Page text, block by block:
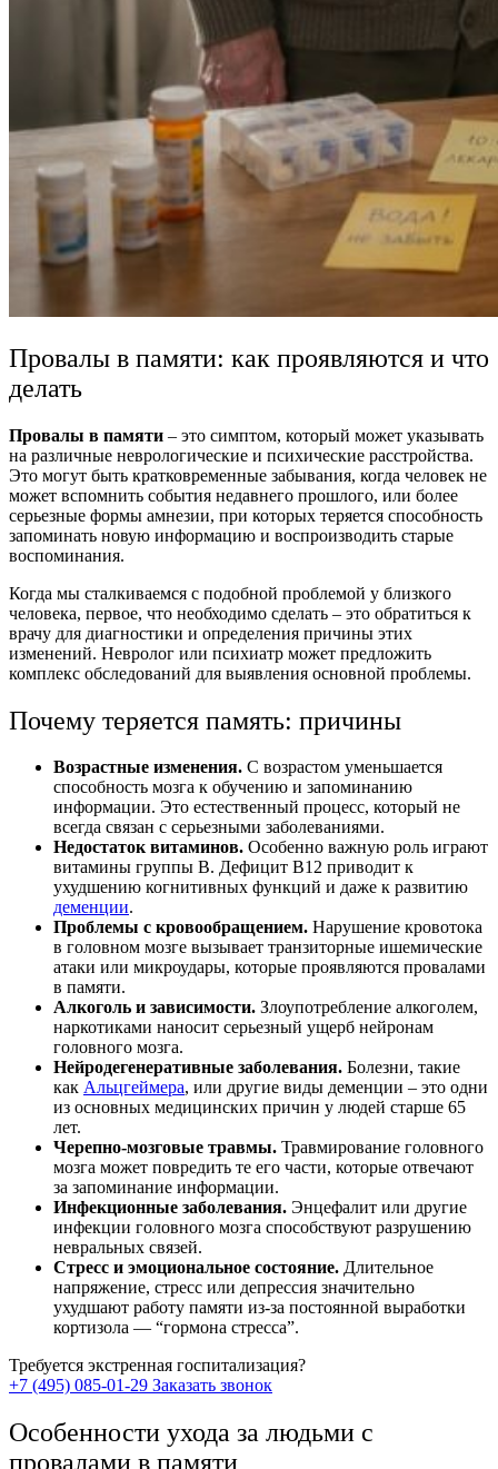
Провалы в памяти: как проявляются и что
делать
Провалы в памяти – это симптом, который может указывать
на различные неврологические и психические расстройства.
Это могут быть кратковременные забывания, когда человек не
может вспомнить события недавнего прошлого, или более
серьезные формы амнезии, при которых теряется способность
запоминать новую информацию и воспроизводить старые
воспоминания.
Когда мы сталкиваемся с подобной проблемой у близкого
человека, первое, что необходимо сделать – это обратиться к
врачу для диагностики и определения причины этих
изменений. Невролог или психиатр может предложить
комплекс обследований для выявления основной проблемы.
Почему теряется память: причины
Возрастные изменения. С возрастом уменьшается
способность мозга к обучению и запоминанию
информации. Это естественный процесс, который не
всегда связан с серьезными заболеваниями.
Недостаток витаминов. Особенно важную роль играют
витамины группы B. Дефицит B12 приводит к
ухудшению когнитивных функций и даже к развитию
деменции.
Проблемы с кровообращением. Нарушение кровотока
в головном мозге вызывает транзиторные ишемические
атаки или микроудары, которые проявляются провалами
в памяти.
Алкоголь и зависимости. Злоупотребление алкоголем,
наркотиками наносит серьезный ущерб нейронам
головного мозга.
Нейродегенеративные заболевания. Болезни, такие
как Альцгеймера, или другие виды деменции – это одни
из основных медицинских причин у людей старше 65
лет.
Черепно-мозговые травмы. Травмирование головного
мозга может повредить те его части, которые отвечают
за запоминание информации.
Инфекционные заболевания. Энцефалит или другие
инфекции головного мозга способствуют разрушению
невральных связей.
Стресс и эмоциональное состояние. Длительное
напряжение, стресс или депрессия значительно
ухудшают работу памяти из-за постоянной выработки
кортизола — “гормона стресса”.
Требуется экстренная госпитализация?
+7 (495) 085-01-29 Заказать звонок
Особенности ухода за людьми с
провалами в памяти